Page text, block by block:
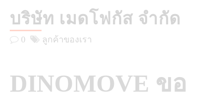
บริษัท เมดโฟกัส จำกัด
0 ลูกค้าของเรา
DINOMOVE ขอ